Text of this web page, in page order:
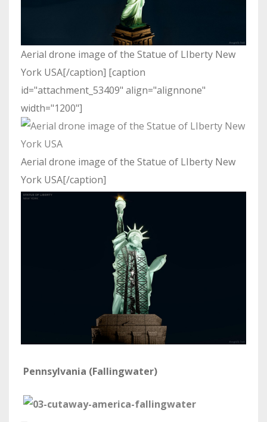
Aerial drone image of the Statue of LIberty New
York USA[/caption] [caption
id="attachment_53409" align="alignnone"
width="1200"]
Aerial drone image of the Statue of LIberty New
York USA[/caption]
Pennsylvania (Fallingwater)